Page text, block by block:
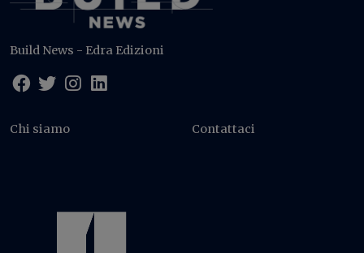
Build News - Edra Edizioni
Chi siamo Contattaci